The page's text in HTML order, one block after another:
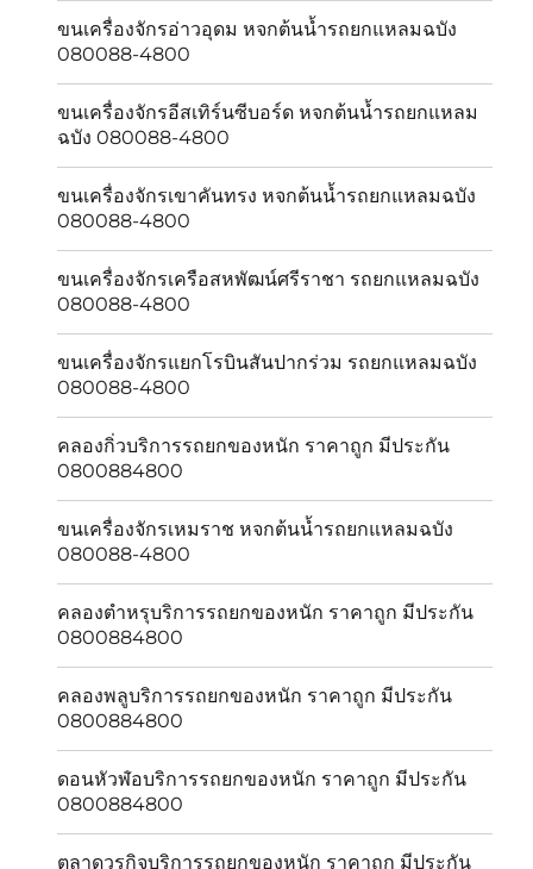
ขนเครื่องจักรอ่าวอุดม หจกต้นน้ำรถยกแหลมฉบัง
080088-4800
ขนเครื่องจักรอีสเทิร์นซีบอร์ด หจกต้นน้ำรถยกแหลม
ฉบัง 080088-4800
ขนเครื่องจักรเขาคันทรง หจกต้นน้ำรถยกแหลมฉบัง
080088-4800
ขนเครื่องจักรเครือสหพัฒน์ศรีราชา รถยกแหลมฉบัง
080088-4800
ขนเครื่องจักรแยกโรบินสันปากร่วม รถยกแหลมฉบัง
080088-4800
คลองกิ่วบริการรถยกของหนัก ราคาถูก มีประกัน
0800884800
ขนเครื่องจักรเหมราช หจกต้นน้ำรถยกแหลมฉบัง
080088-4800
คลองตำหรุบริการรถยกของหนัก ราคาถูก มีประกัน
0800884800
คลองพลูบริการรถยกของหนัก ราคาถูก มีประกัน
0800884800
ดอนหัวฬ่อบริการรถยกของหนัก ราคาถูก มีประกัน
0800884800
ตลาดวรกิจบริการรถยกของหนัก ราคาถูก มีประกัน